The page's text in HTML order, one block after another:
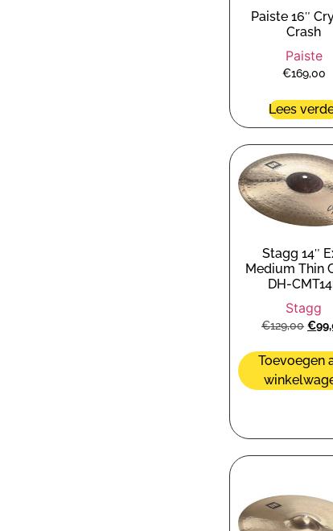
Paiste 16″
Crash
Paiste
€169,00
Lees
Stagg 14″
Medium Thin
DH-
Stagg
€129,00 €
Toevoegen